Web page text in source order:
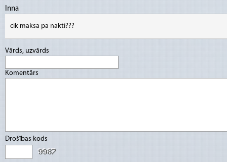
Inna
cik maksa pa nakti???
Vārds, uzvārds
Komentārs
Drošības kods